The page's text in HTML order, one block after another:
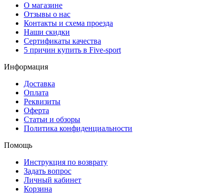
О магазине
Отзывы о нас
Контакты и схема проезда
Наши скидки
Сертификаты качества
5 причин купить в Five-sport
Информация
Доставка
Оплата
Реквизиты
Оферта
Статьи и обзоры
Политика конфиденциальности
Помощь
Инструкция по возврату
Задать вопрос
Личный кабинет
Корзина